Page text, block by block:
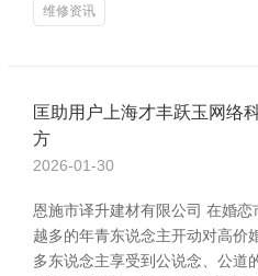
维修资讯
匡助用户上海才丰跃玉网络
方
2026-01-30
恩施市译升建材有限公司 在婚
越多的年青东说念主开动对高价
多东说念主享受到公说念、公道